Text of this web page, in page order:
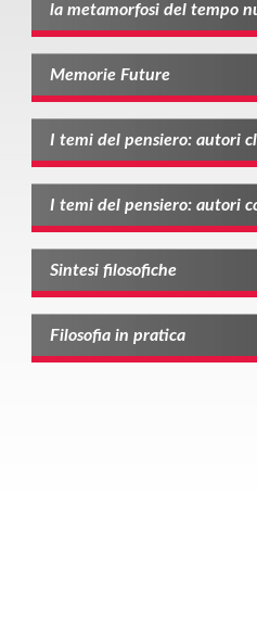
la metamorfosi del tempo
Memorie Future
I temi del pensiero: autori
I temi del pensiero: autori
Sintesi filosofiche
Filosofia in pratica